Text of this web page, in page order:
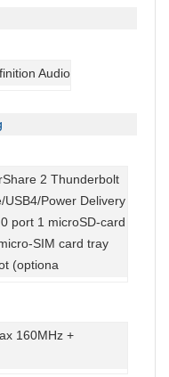
Audio
2 Thunderbolt
Power Delivery
port 1 microSD-card
SIM card tray
(optiona
160MHz +